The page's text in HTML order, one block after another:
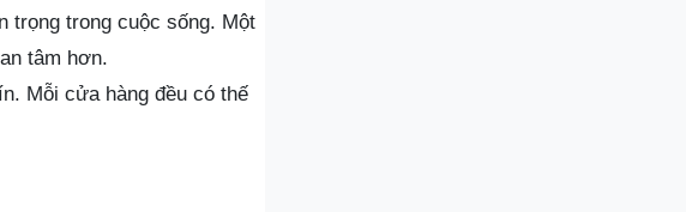
trọng trong cuộc sống. Một
tâm hơn.
Mỗi cửa hàng đều có thế